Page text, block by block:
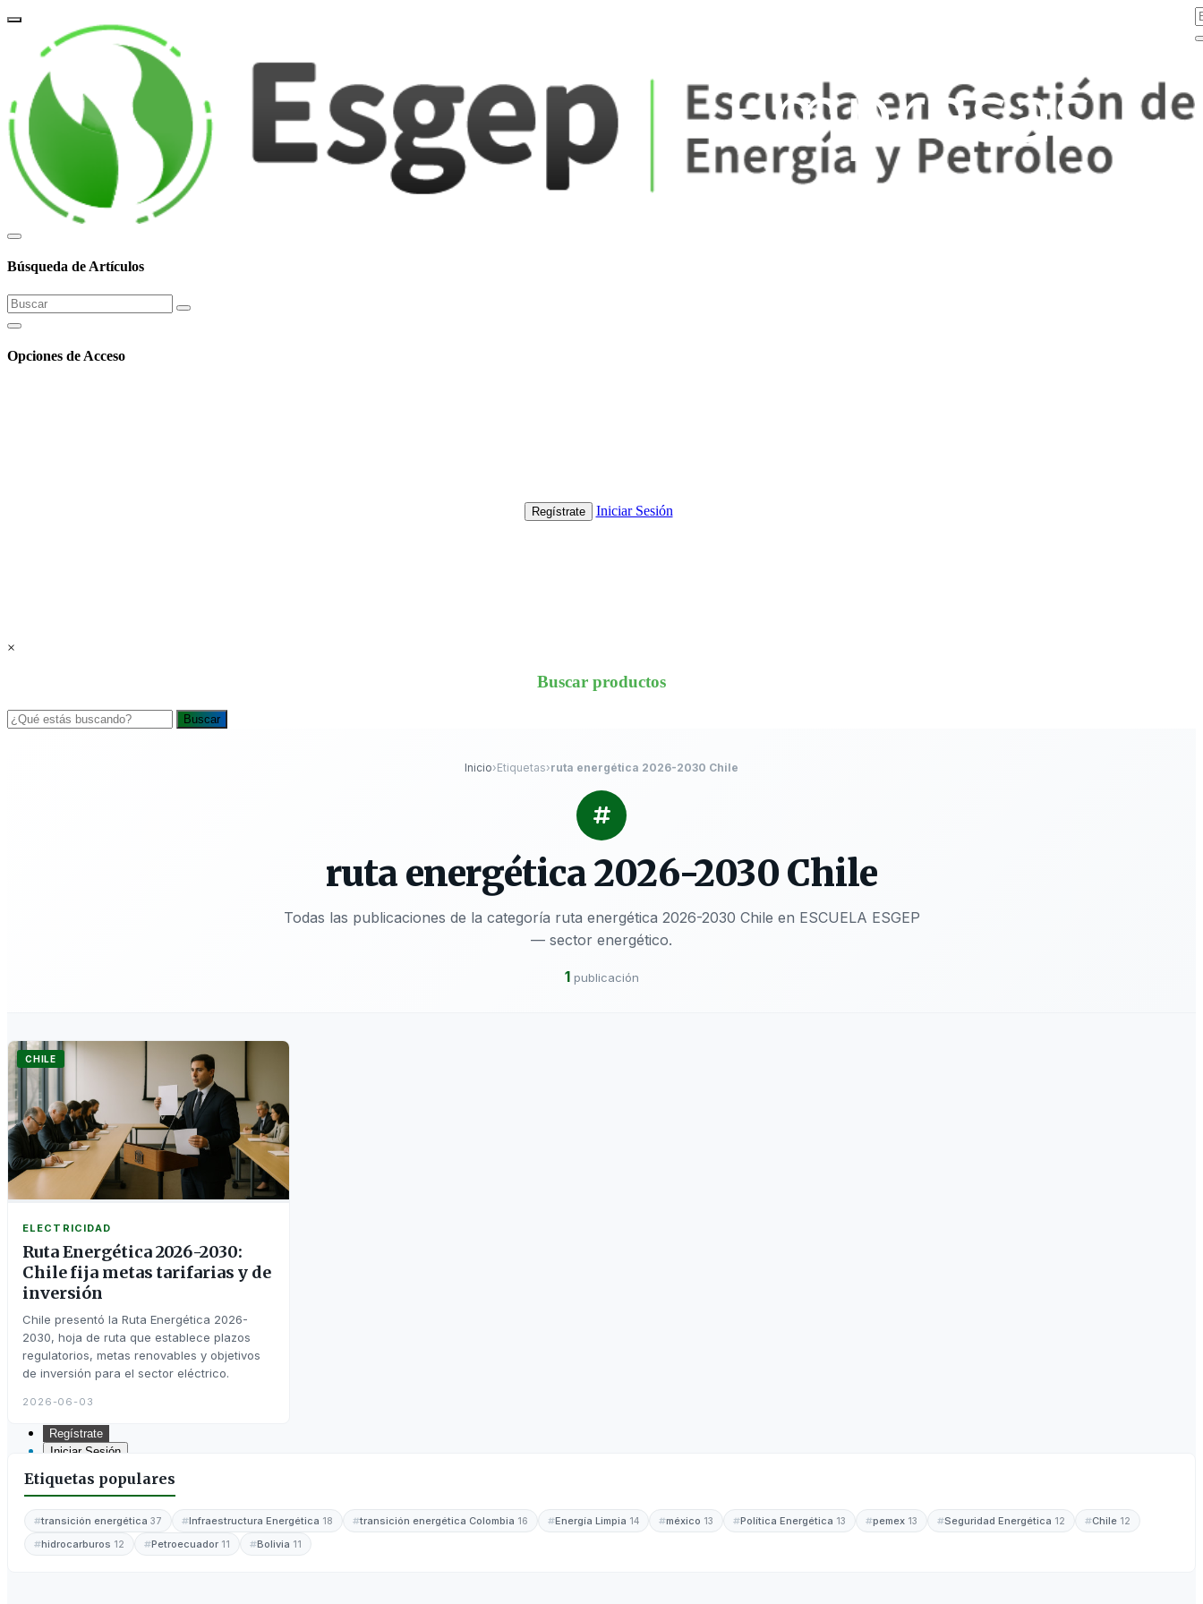
corporate_fareEmpresas
Búsqueda de Artículos
Opciones de Acceso
Regístrate Iniciar Sesión
×
Buscar productos
Buscar
Regístrate
Iniciar Sesión
Inicio
Inicio›Etiquetas›ruta energética 2026-2030 Chile
ruta energética 2026-2030 Chile
Todas las publicaciones de la categoría ruta energética 2026-2030 Chile en ESCUELA ESGEP
— sector energético.
1 publicación
CHILE
ELECTRICIDAD
Ruta Energética 2026-2030:
Chile fija metas tarifarias y de
inversión
Chile presentó la Ruta Energética 2026-
2030, hoja de ruta que establece plazos
regulatorios, metas renovables y objetivos
de inversión para el sector eléctrico.
2026-06-03
Etiquetas populares
transición energética 37 Infraestructura Energética 18 transición energética Colombia 16 Energía Limpia 14 méxico 13 Política Energética 13 pemex 13 Seguridad Energética 12 Chile 12
hidrocarburos 12 Petroecuador 11 Bolivia 11